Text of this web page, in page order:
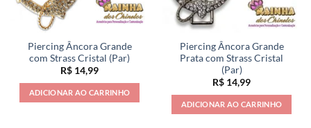
Piercing Âncora Grande
com Strass Cristal (Par)
R$ 14,99
ADICIONAR AO CARRINHO
Piercing Âncora Grande
Prata com Strass Cristal
(Par)
R$ 14,99
ADICIONAR AO CARRINHO